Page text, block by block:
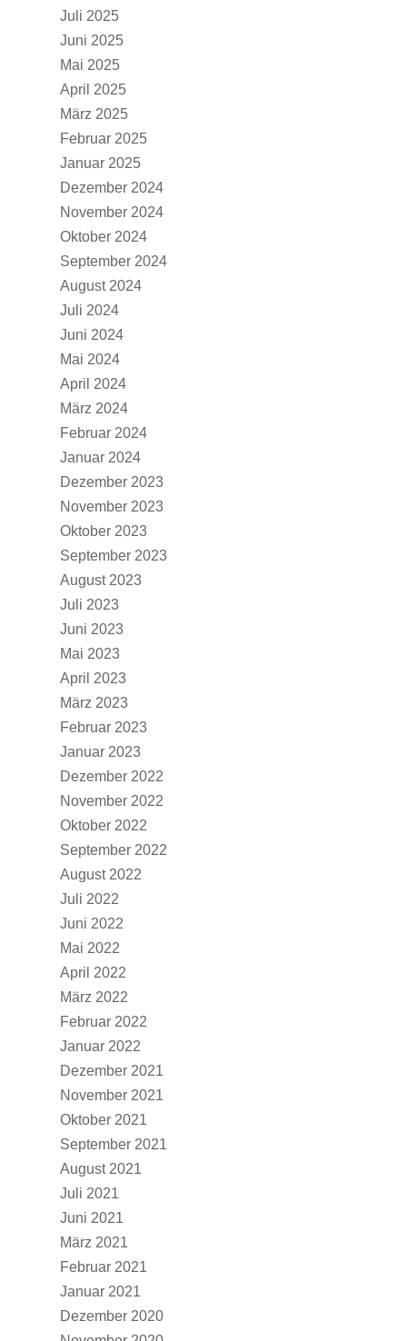
Juli 2025
Juni 2025
Mai 2025
April 2025
März 2025
Februar 2025
Januar 2025
Dezember 2024
November 2024
Oktober 2024
September 2024
August 2024
Juli 2024
Juni 2024
Mai 2024
April 2024
März 2024
Februar 2024
Januar 2024
Dezember 2023
November 2023
Oktober 2023
September 2023
August 2023
Juli 2023
Juni 2023
Mai 2023
April 2023
März 2023
Februar 2023
Januar 2023
Dezember 2022
November 2022
Oktober 2022
September 2022
August 2022
Juli 2022
Juni 2022
Mai 2022
April 2022
März 2022
Februar 2022
Januar 2022
Dezember 2021
November 2021
Oktober 2021
September 2021
August 2021
Juli 2021
Juni 2021
März 2021
Februar 2021
Januar 2021
Dezember 2020